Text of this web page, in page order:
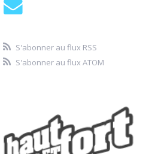
S'abonner au flux RSS
S'abonner au flux ATOM